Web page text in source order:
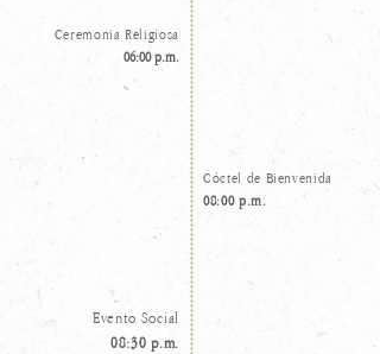
Ceremonia Religiosa
06:00 p.m.
Cóctel de Bienvenida
08:00 p.m.
Evento Social
08:30 p.m.